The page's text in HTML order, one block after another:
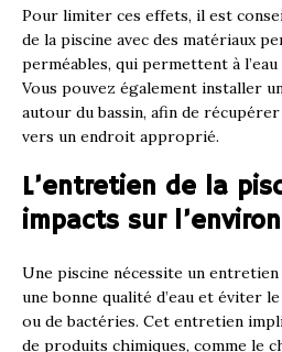
Pour limiter ces effets, il est
de la piscine avec des matériaux
perméables, qui permettent à
Vous pouvez également installer
autour du bassin, afin de
vers un endroit approprié.
L’entretien de la
impacts sur
Une piscine nécessite un
une bonne qualité d’eau et éviter
ou de bactéries. Cet entretien
de produits chimiques, comme le